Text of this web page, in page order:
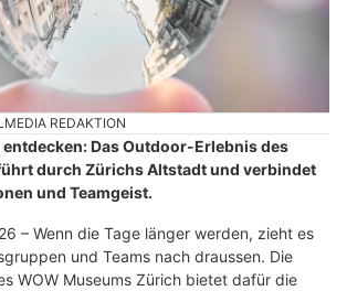
REDAKTION
entdecken: Das Outdoor-Erlebnis des
durch Zürichs Altstadt und verbindet
und Teamgeist.
– Wenn die Tage länger werden, zieht es
und Teams nach draussen. Die
WOW Museums Zürich bietet dafür die